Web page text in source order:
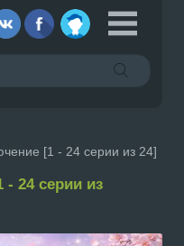
[1 - 24 серии из 24]
24 серии из